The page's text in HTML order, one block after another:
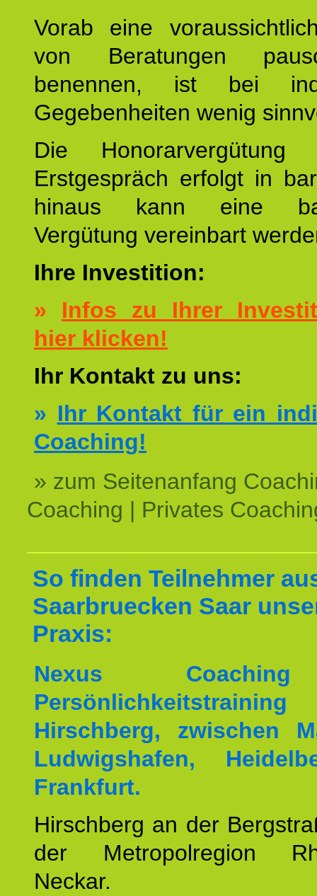
Vorab eine
von Beratungen
benennen, ist bei
Gegebenheiten wenig
Die
Erstgespräch erfolgt in
hinaus kann eine
Vergütung vereinbart
Ihre Investition:
» Infos zu Ihrer
hier klicken!
Ihr Kontakt zu uns:
» Ihr Kontakt für ein
Coaching!
» zum Seitenanfang
Coaching | Privates
So finden Teilnehmer
Saarbruecken Saar
Praxis:
Nexus
Hirschberg, zwischen
Ludwigshafen,
Frankfurt.
Hirschberg an der
der Metropolregion
Neckar.